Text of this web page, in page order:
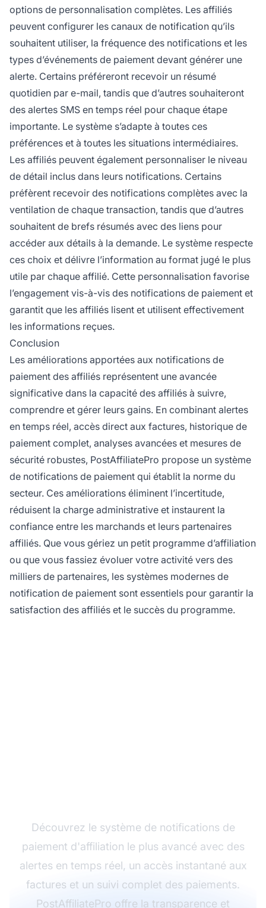
options de personnalisation complètes. Les affiliés
peuvent configurer les canaux de notification qu’ils
souhaitent utiliser, la fréquence des notifications et les
types d’événements de paiement devant générer une
alerte. Certains préféreront recevoir un résumé
quotidien par e-mail, tandis que d’autres souhaiteront
des alertes SMS en temps réel pour chaque étape
importante. Le système s’adapte à toutes ces
préférences et à toutes les situations intermédiaires.
Les affiliés peuvent également personnaliser le niveau
de détail inclus dans leurs notifications. Certains
préfèrent recevoir des notifications complètes avec la
ventilation de chaque transaction, tandis que d’autres
souhaitent de brefs résumés avec des liens pour
accéder aux détails à la demande. Le système respecte
ces choix et délivre l’information au format jugé le plus
utile par chaque affilié. Cette personnalisation favorise
l’engagement vis-à-vis des notifications de paiement et
garantit que les affiliés lisent et utilisent effectivement
les informations reçues.
Conclusion
Les améliorations apportées aux notifications de
paiement des affiliés représentent une avancée
significative dans la capacité des affiliés à suivre,
comprendre et gérer leurs gains. En combinant alertes
en temps réel, accès direct aux factures, historique de
paiement complet, analyses avancées et mesures de
sécurité robustes, PostAffiliatePro propose un système
de notifications de paiement qui établit la norme du
secteur. Ces améliorations éliminent l’incertitude,
réduisent la charge administrative et instaurent la
confiance entre les marchands et leurs partenaires
affiliés. Que vous gériez un petit programme d’affiliation
ou que vous fassiez évoluer votre activité vers des
milliers de partenaires, les systèmes modernes de
notification de paiement sont essentiels pour garantir la
satisfaction des affiliés et le succès du programme.
Découvrez le système de notifications de
paiement d'affiliation le plus avancé avec des
alertes en temps réel, un accès instantané aux
factures et un suivi complet des paiements.
PostAffiliatePro offre la transparence et